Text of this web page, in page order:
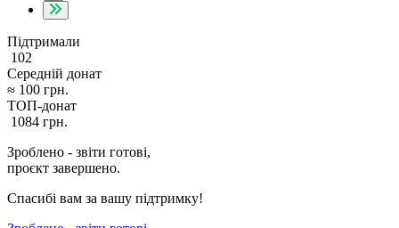
Підтримали
102
Середній донат
≈ 100 грн.
ТОП-донат
1084 грн.
Зроблено - звіти готові,
проєкт завершено.
Спасибі вам за вашу підтримку!